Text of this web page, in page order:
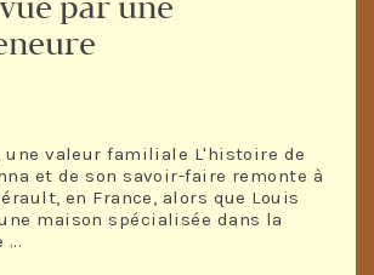
une valeur familiale L'histoire de
et de son savoir-faire remonte à
en France, alors que Louis
maison spécialisée dans la
...